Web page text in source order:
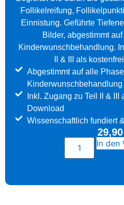
Follikelreifung,
Einnistung. Geführte
Bilder, abgestimmt
Kinderwunschbehandlung.
II & III als
Abgestimmt auf alle
Kinderwunschbehandlung
Inkl. Zugang zu Teil II & III
Download
Wissenschaftlich fundiert
29,90
In den